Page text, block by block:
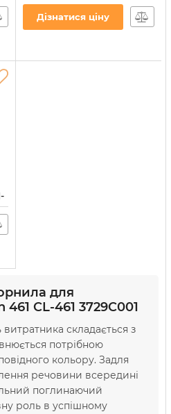
водорозчинне (C45/M)
Артикул:
Дізнатися ціну
для
CL-461 3729C001
складається з
потрібною
кольору. Задля
речовини всередині
поглинаючий
роль в успішному